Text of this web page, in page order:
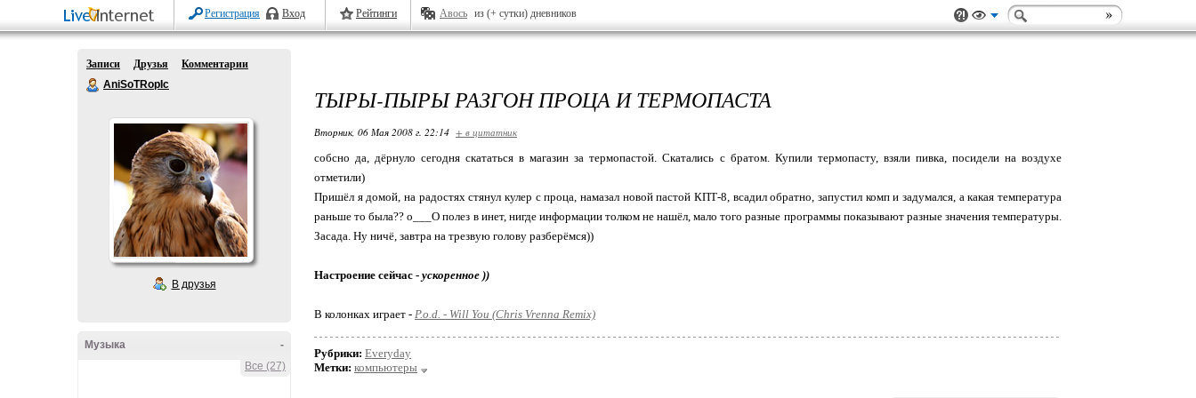
Регистрация Вход Рейтинги Авось из (+ сутки) дневников
Записи Друзья
Комментарии
AniSoTRopIc
В друзья
-
Музыка
Все (27)
ТЫРЫ-ПЫРЫ РАЗГОН ПРОЦА И ТЕРМОПАСТА
Вторник, 06 Мая 2008 г. 22:14 + в цитатник
собсно да, дёрнуло сегодня скататься в магазин за термопастой. Скатались с братом. Купили термопасту, взяли пивка, посидели на воздухе
отметили)
Пришёл я домой, на радостях стянул кулер с проца, намазал новой пастой КПТ-8, всадил обратно, запустил комп и задумался, а какая температура
раньше то была?? о___О полез в инет, нигде информации толком не нашёл, мало того разные программы показывают разные значения температуры.
Засада. Ну ничё, завтра на трезвую голову разберёмся))
Настроение сейчас - ускоренное ))
В колонках играет - P.o.d. - Will You (Chris Vrenna Remix)
Рубрики: Everyday
Метки: компьютеры